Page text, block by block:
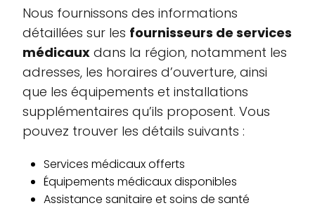
Nous fournissons des informations
détaillées sur les fournisseurs de services
médicaux dans la région, notamment les
adresses, les horaires d’ouverture, ainsi
que les équipements et installations
supplémentaires qu’ils proposent. Vous
pouvez trouver les détails suivants :
Services médicaux offerts
Équipements médicaux disponibles
Assistance sanitaire et soins de santé